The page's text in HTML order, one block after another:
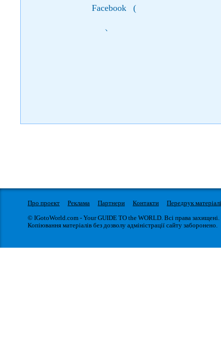
Facebook (
)
Про проект Реклама Партнери Контакти
Передрук
© IGotoWorld.com - Your GUIDE TO the WORLD. Всі права захищені.
Копіювання матеріалів без дозволу адміністрації сайту заборонено.